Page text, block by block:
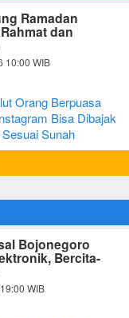
Ramadan
dan
10:00 WIB
Orang Berpuasa
Bisa Dibajak
Sunah
Bojonegoro
Bercita-
WIB